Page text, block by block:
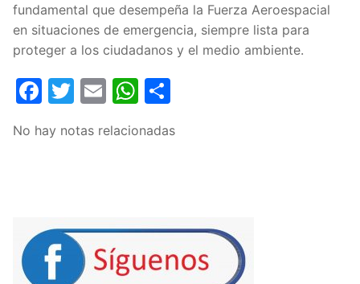
fundamental que desempeña la Fuerza Aeroespacial
en situaciones de emergencia, siempre lista para
proteger a los ciudadanos y el medio ambiente.
Facebook
Twitter
EmailWhatsApp
No hay notas relacionadas